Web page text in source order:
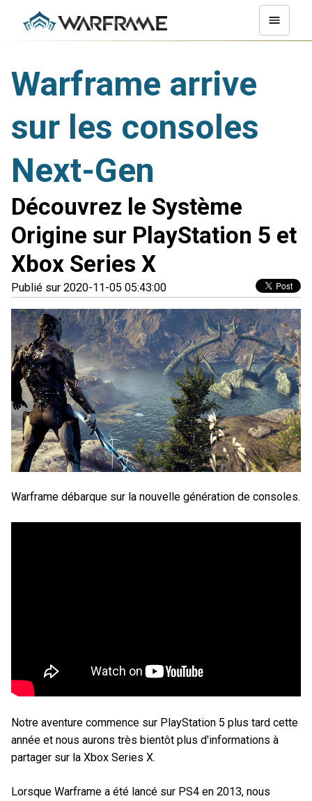
Warframe arrive
sur les consoles
Next-Gen
Découvrez le Système
Origine sur PlayStation 5 et
Xbox Series X
Publié sur 2020-11-05 05:43:00
Warframe débarque sur la nouvelle génération de consoles.
Notre aventure commence sur PlayStation 5 plus tard cette
année et nous aurons très bientôt plus d'informations à
partager sur la Xbox Series X.
Lorsque Warframe a été lancé sur PS4 en 2013, nous